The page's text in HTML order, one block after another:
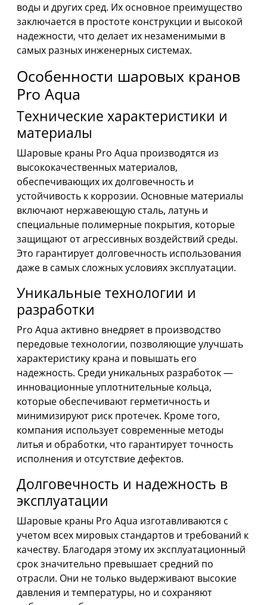
воды и других сред. Их основное преимущество
заключается в простоте конструкции и высокой
надежности, что делает их незаменимыми в
самых разных инженерных системах.
Особенности шаровых кранов
Pro Aqua
Технические характеристики и
материалы
Шаровые краны Pro Aqua производятся из
высококачественных материалов,
обеспечивающих их долговечность и
устойчивость к коррозии. Основные материалы
включают нержавеющую сталь, латунь и
специальные полимерные покрытия, которые
защищают от агрессивных воздействий среды.
Это гарантирует долговечность использования
даже в самых сложных условиях эксплуатации.
Уникальные технологии и
разработки
Pro Aqua активно внедряет в производство
передовые технологии, позволяющие улучшать
характеристику крана и повышать его
надежность. Среди уникальных разработок —
инновационные уплотнительные кольца,
которые обеспечивают герметичность и
минимизируют риск протечек. Кроме того,
компания использует современные методы
литья и обработки, что гарантирует точность
исполнения и отсутствие дефектов.
Долговечность и надежность в
эксплуатации
Шаровые краны Pro Aqua изготавливаются с
учетом всех мировых стандартов и требований к
качеству. Благодаря этому их эксплуатационный
срок значительно превышает средний по
отрасли. Они не только выдерживают высокие
давления и температуры, но и сохраняют